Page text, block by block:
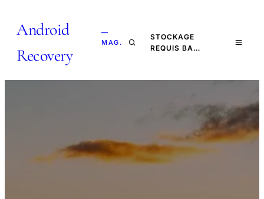
Android
Recovery
—
MAG.
STOCKAGE
REQUIS BA…